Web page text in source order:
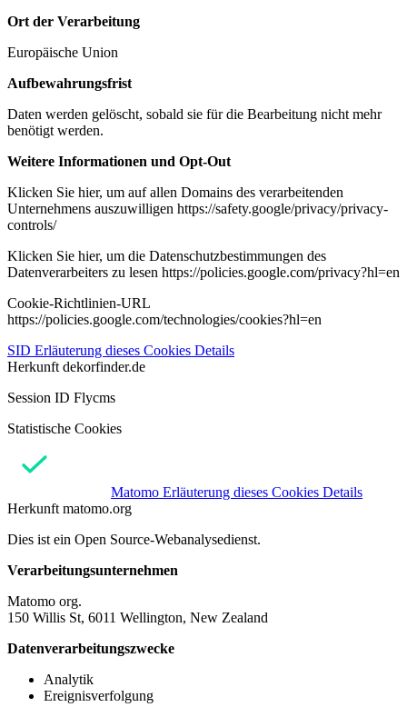
Ort der Verarbeitung
Europäische Union
Aufbewahrungsfrist
Daten werden gelöscht, sobald sie für die Bearbeitung nicht mehr
benötigt werden.
Weitere Informationen und Opt-Out
Klicken Sie hier, um auf allen Domains des verarbeitenden
Unternehmens auszuwilligen https://safety.google/privacy/privacy-
controls/
Klicken Sie hier, um die Datenschutzbestimmungen des
Datenverarbeiters zu lesen https://policies.google.com/privacy?hl=en
Cookie-Richtlinien-URL
https://policies.google.com/technologies/cookies?hl=en
SID Erläuterung dieses Cookies Details
Herkunft dekorfinder.de
Session ID Flycms
Statistische Cookies
Matomo Erläuterung dieses Cookies Details
Herkunft matomo.org
Dies ist ein Open Source-Webanalysedienst.
Verarbeitungsunternehmen
Matomo org.
150 Willis St, 6011 Wellington, New Zealand
Datenverarbeitungszwecke
Analytik
Ereignisverfolgung